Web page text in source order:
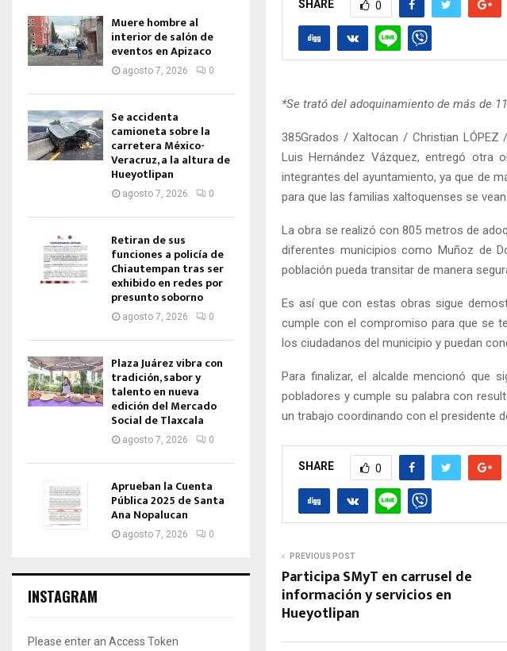
SHARE 0
*Se trató del adoquinamiento de más de
385Grados / Xaltocan / Christian
Luis Hernández Vázquez, entregó otra
integrantes del ayuntamiento, ya que de
para que las familias xaltoquenses se vean
La obra se realizó con 805 metros de
diferentes municipios como Muñoz de
población pueda transitar de manera
Es así que con estas obras sigue
cumple con el compromiso para que se
los ciudadanos del municipio y puedan
Para finalizar, el alcalde mencionó que
pobladores y cumple su palabra con
un trabajo coordinando con el presidente
SHARE 0
PREVIOUS POST
Participa SMyT en carrusel de
información y servicios en
Hueyotlipan
Muere hombre al
interior de salón de
eventos en Apizaco
agosto 7, 2026 0
Se accidenta
camioneta sobre la
carretera México-
Veracruz, a la altura de
Hueyotlipan
agosto 7, 2026 0
Retiran de sus
funciones a policía de
Chiautempan tras ser
exhibido en redes por
presunto soborno
agosto 7, 2026 0
Plaza Juárez vibra con
tradición, sabor y
talento en nueva
edición del Mercado
Social de Tlaxcala
agosto 7, 2026 0
Aprueban la Cuenta
Pública 2025 de Santa
Ana Nopalucan
agosto 7, 2026 0
INSTAGRAM
Please enter an Access Token